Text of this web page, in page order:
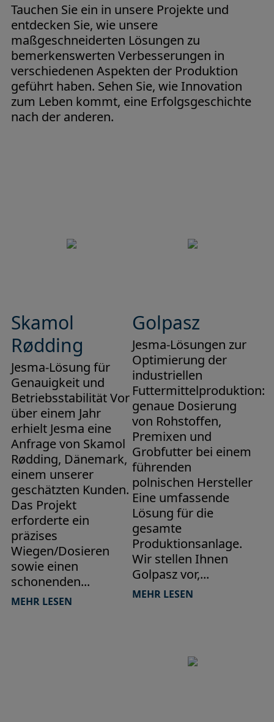
Tauchen Sie ein in unsere Projekte und
entdecken Sie, wie unsere
maßgeschneiderten Lösungen zu
bemerkenswerten Verbesserungen in
verschiedenen Aspekten der Produktion
geführt haben. Sehen Sie, wie Innovation
zum Leben kommt, eine Erfolgsgeschichte
nach der anderen.
Skamol
Rødding
Jesma-Lösung für
Genauigkeit und
Betriebsstabilität Vor
über einem Jahr
erhielt Jesma eine
Anfrage von Skamol
Rødding, Dänemark,
einem unserer
geschätzten Kunden.
Das Projekt
erforderte ein
präzises
Wiegen/Dosieren
sowie einen
schonenden...
MEHR LESEN
Golpasz
Jesma-Lösungen zur
Optimierung der
industriellen
Futtermittelproduktion:
genaue Dosierung
von Rohstoffen,
Premixen und
Grobfutter bei einem
führenden
polnischen Hersteller
Eine umfassende
Lösung für die
gesamte
Produktionsanlage.
Wir stellen Ihnen
Golpasz vor,...
MEHR LESEN